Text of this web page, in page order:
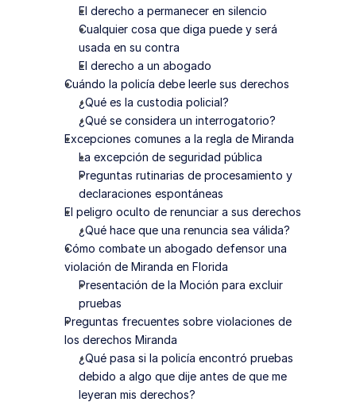
El derecho a permanecer en silencio
Cualquier cosa que diga puede y será
usada en su contra
El derecho a un abogado
Cuándo la policía debe leerle sus derechos
¿Qué es la custodia policial?
¿Qué se considera un interrogatorio?
Excepciones comunes a la regla de Miranda
La excepción de seguridad pública
Preguntas rutinarias de procesamiento y
declaraciones espontáneas
El peligro oculto de renunciar a sus derechos
¿Qué hace que una renuncia sea válida?
Cómo combate un abogado defensor una
violación de Miranda en Florida
Presentación de la Moción para excluir
pruebas
Preguntas frecuentes sobre violaciones de
los derechos Miranda
¿Qué pasa si la policía encontró pruebas
debido a algo que dije antes de que me
leyeran mis derechos?